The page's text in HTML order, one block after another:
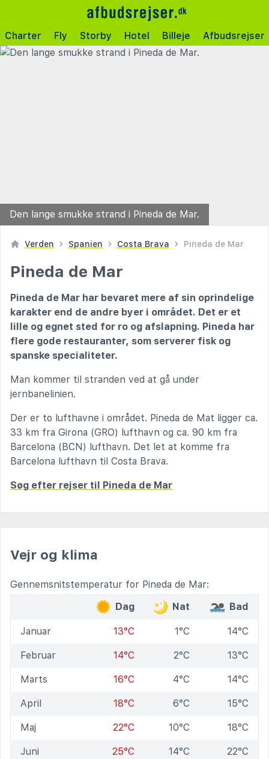
Charter Fly Storby Hotel Billeje Afbudsrejser
Den lange smukke strand i Pineda de Mar.
Verden Spanien Costa Brava Pineda de Mar
Pineda de Mar
Pineda de Mar har bevaret mere af sin oprindelige
karakter end de andre byer i området. Det er et
lille og egnet sted for ro og afslapning. Pineda har
flere gode restauranter, som serverer fisk og
spanske specialiteter.
Man kommer til stranden ved at gå under
jernbanelinien.
Der er to lufthavne i området. Pineda de Mat ligger ca.
33 km fra Girona (GRO) lufthavn og ca. 90 km fra
Barcelona (BCN) lufthavn. Det let at komme fra
Barcelona lufthavn til Costa Brava.
Søg efter rejser til Pineda de Mar
Vejr og klima
Gennemsnitstemperatur for Pineda de Mar:
Dag
Nat Bad
Januar 13°C 1°C 14°C
Februar 14°C 2°C 13°C
Marts 16°C 4°C 14°C
April 18°C 6°C 15°C
Maj 22°C 10°C 18°C
Juni 25°C 14°C 22°C